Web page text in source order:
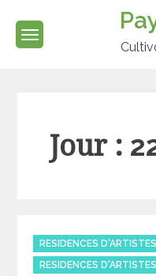
content
Jour :
Categories
RESIDENCES
RESIDENCES